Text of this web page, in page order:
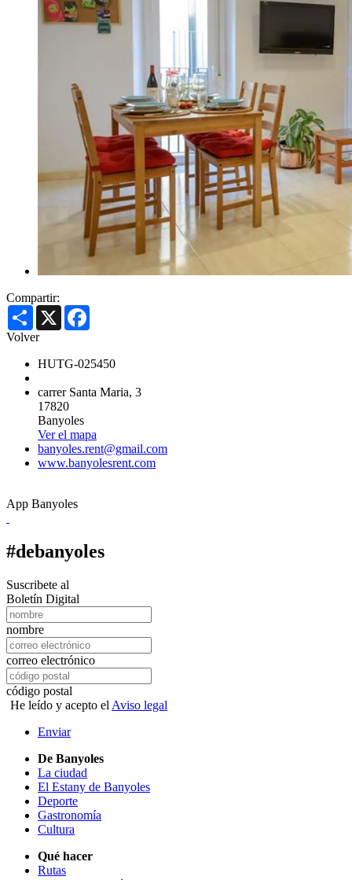
Compartir:
Share X
Volver
HUTG-025450
carrer Santa Maria, 3
17820
Banyoles
Ver el mapa
banyoles.rent@gmail.com
www.banyolesrent.com
App Banyoles
#debanyoles
Suscribete al
Boletín Digital
nombre
correo electrónico
código postal
He leído y acepto el Aviso legal
Enviar
De Banyoles
La ciudad
El Estany de Banyoles
Deporte
Gastronomía
Cultura
Qué hacer
Rutas